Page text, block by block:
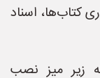
کتاب‌ها، اسناد
زیر میز نصب